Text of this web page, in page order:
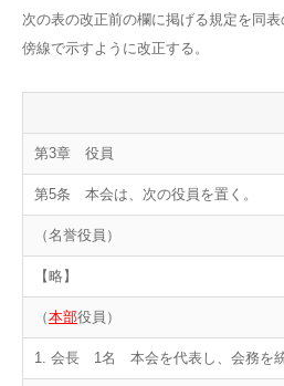
次の表の改正前の欄に掲げる規定を同
傍線で示すように改正する。
第3章 役員
第5条 本会は、次の役員を置く。
（名誉役員）
【略】
（本部役員）
1. 会長 1名 本会を代表し、会務を統